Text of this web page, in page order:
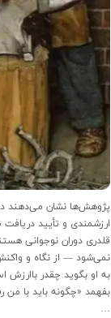
قلدری دوران نوجوانی
نمی‌شود — از نگاه و
به او بگوید چقدر
بفهمد «چگونه باید با
…